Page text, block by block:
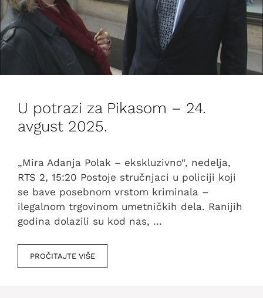
U potrazi za Pikasom – 24.
avgust 2025.
„Mira Adanja Polak – ekskluzivno“, nedelja,
RTS 2, 15:20 Postoje stručnjaci u policiji koji
se bave posebnom vrstom kriminala –
ilegalnom trgovinom umetničkih dela. Ranijih
godina dolazili su kod nas, …
PROČITAJTE VIŠE